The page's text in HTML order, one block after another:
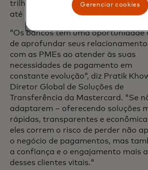
trilhões em 2024 para US$ 21,2
até 2032.
“Os bancos têm uma oportunidade
de aprofundar seus
com as PMEs ao atender às suas
necessidades de pagamento em
constante evolução”, diz Pratik
Diretor Global de Soluções de
Transferência da Mastercard. "Se
adaptarem – oferecendo soluções
rápidas, transparentes e
eles correm o risco de perder não
o negócio de pagamentos, mas
a confiança e o engajamento mais
desses clientes vitais."
Gerenciar cookies